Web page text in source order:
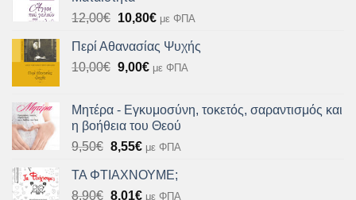
12,00€ Original
was:
12,00€.
10,80€Η
τιμή
είναι:
με ΦΠΑ
Περί Αθανασίας Ψυχής
10,00€ Original
10,00€.
9,00€Η
είναι:
9,00€.
με ΦΠΑ
Μητέρα - Εγκυμοσύνη, τοκετός, σαραντισμός και
η βοήθεια του Θεού
9,50€ Original
was:
9,50€.
8,55€Η
τιμή
είναι:
με ΦΠΑ
ΤΑ ΦΤΙΑΧΝΟΥΜΕ;
8,90€ Original
8,01€Ημε ΦΠΑ